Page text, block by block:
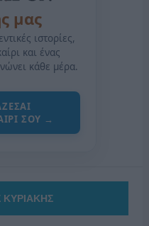
μας
ιστορίες,
και ένας
κάθε μέρα.
ΣΟΥ →